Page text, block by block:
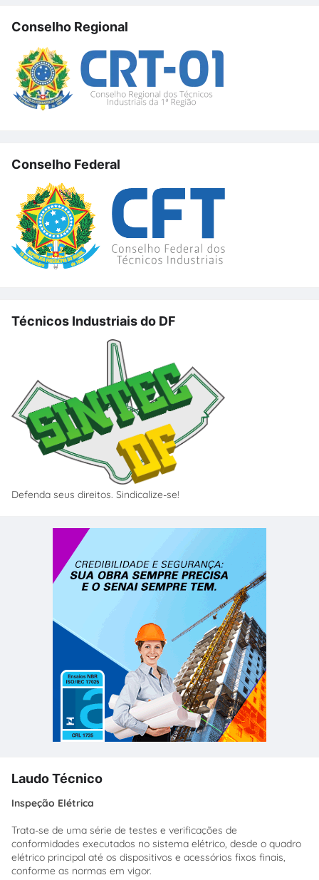
Conselho Regional
Conselho Federal
Técnicos Industriais do DF
Defenda seus direitos. Sindicalize-se!
Laudo Técnico
Inspeção Elétrica
Trata-se de uma série de testes e verificações de
conformidades executados no sistema elétrico, desde o quadro
elétrico principal até os dispositivos e acessórios fixos finais,
conforme as normas em vigor.